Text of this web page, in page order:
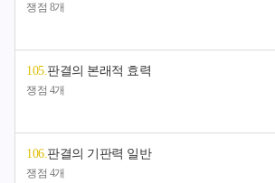
쟁점 8개
105.판결의 본래적 효력
쟁점 4개
106.판결의 기판력 일반
쟁점 4개